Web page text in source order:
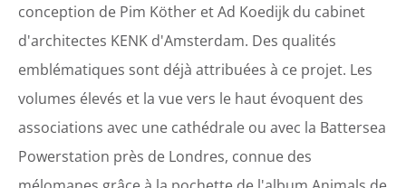
conception de Pim Köther et Ad Koedijk du cabinet
d'architectes KENK d'Amsterdam. Des qualités
emblématiques sont déjà attribuées à ce projet. Les
volumes élevés et la vue vers le haut évoquent des
associations avec une cathédrale ou avec la Battersea
Powerstation près de Londres, connue des